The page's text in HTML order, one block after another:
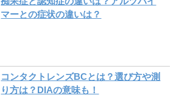
マーとの症状の違いは？
コンタクトレンズBCとは？選び方や測
り方は？DIAの意味も！